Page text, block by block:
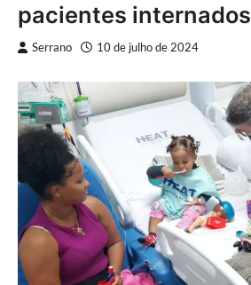
pacientes internados
Serrano 10 de julho de 2024